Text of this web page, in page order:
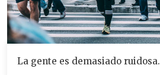
La gente es demasiado ruidosa.